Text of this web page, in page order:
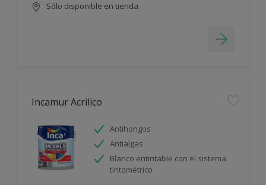
Sólo disponible en tienda
Incamur Acrilico
Antihongos
Antialgas
Blanco entintable con el sistema
tintométrico